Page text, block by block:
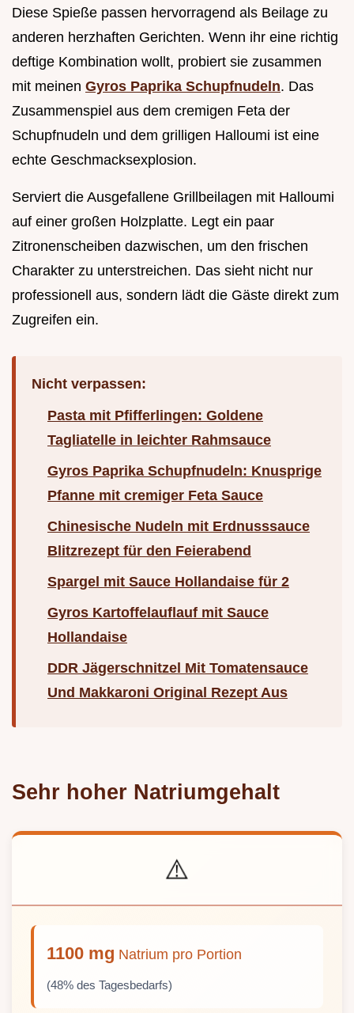
Diese Spieße passen hervorragend als Beilage zu
anderen herzhaften Gerichten. Wenn ihr eine richtig
deftige Kombination wollt, probiert sie zusammen
mit meinen Gyros Paprika Schupfnudeln. Das
Zusammenspiel aus dem cremigen Feta der
Schupfnudeln und dem grilligen Halloumi ist eine
echte Geschmacksexplosion.
Serviert die Ausgefallene Grillbeilagen mit Halloumi
auf einer großen Holzplatte. Legt ein paar
Zitronenscheiben dazwischen, um den frischen
Charakter zu unterstreichen. Das sieht nicht nur
professionell aus, sondern lädt die Gäste direkt zum
Zugreifen ein.
Nicht verpassen:
Pasta mit Pfifferlingen: Goldene
Tagliatelle in leichter Rahmsauce
Gyros Paprika Schupfnudeln: Knusprige
Pfanne mit cremiger Feta Sauce
Chinesische Nudeln mit Erdnusssauce
Blitzrezept für den Feierabend
Spargel mit Sauce Hollandaise für 2
Gyros Kartoffelauflauf mit Sauce
Hollandaise
DDR Jägerschnitzel Mit Tomatensauce
Und Makkaroni Original Rezept Aus
Sehr hoher Natriumgehalt
⚠️
1100 mg Natrium pro Portion
(48% des Tagesbedarfs)